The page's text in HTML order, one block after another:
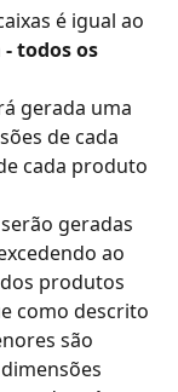
é igual ao
todos os
gerada uma
de cada
cada produto
geradas
ao
produtos
como descrito
são